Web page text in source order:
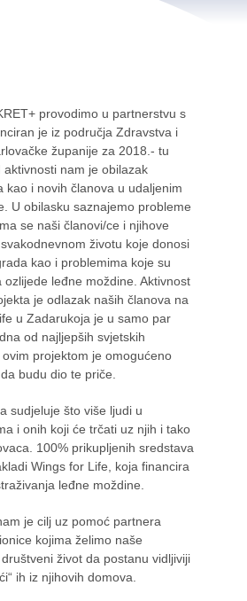
provodimo u partnerstvu s
je iz područja Zdravstva i
županije za 2018.- tu
nam je obilazak
kao i novih članova u udaljenim
U obilasku saznajemo probleme
se naši članovi/ce i njihove
životu koje donosi
kao i problemima koje su
ozlijede leđne moždine. Aktivnost
je odlazak naših članova na
u Zadarukoja je u samo par
od najljepših svjetskih
projektom je omogućeno
budu dio te priče.
sudjeluje što više ljudi u
i onih koji će trčati uz njih i tako
100% prikupljenih sredstava
Wings for Life, koja financira
leđne moždine.
je cilj uz pomoć partnera
kojima želimo naše
život da postanu vidljiviji
ih iz njihovih domova.